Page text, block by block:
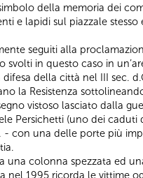
della memoria dei
e lapidi sul piazzale
seguiti alla
svolti in questo caso in
della città nel III sec.
la Resistenza
vistoso lasciato dalla
Persichetti (uno dei
con una delle porte più
colonna spezzata ed
nel 1995 ricorda le vittime